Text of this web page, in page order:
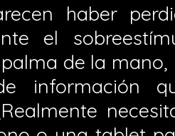
haber
el
de la
información